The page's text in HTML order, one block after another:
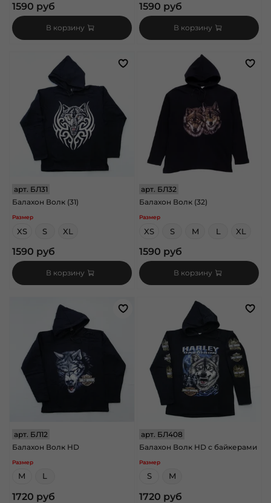
1590 руб
В корзину
1590 руб
В корзину
арт. БЛ31
Балахон Волк (31)
Размер
XS S XL
1590 руб
В корзину
арт. БЛ32
Балахон Волк (32)
Размер
XS S M L XL
1590 руб
В корзину
арт. БЛ12
Балахон Волк HD
Размер
M L
1720 руб
арт. БЛ408
Балахон Волк HD с байкерами
Размер
S M
1720 руб